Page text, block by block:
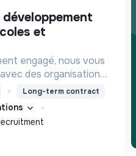
et
engagé, nous vous
des organisations
impacts, afin d'œuvrer
souhaitable.
Long-term contract